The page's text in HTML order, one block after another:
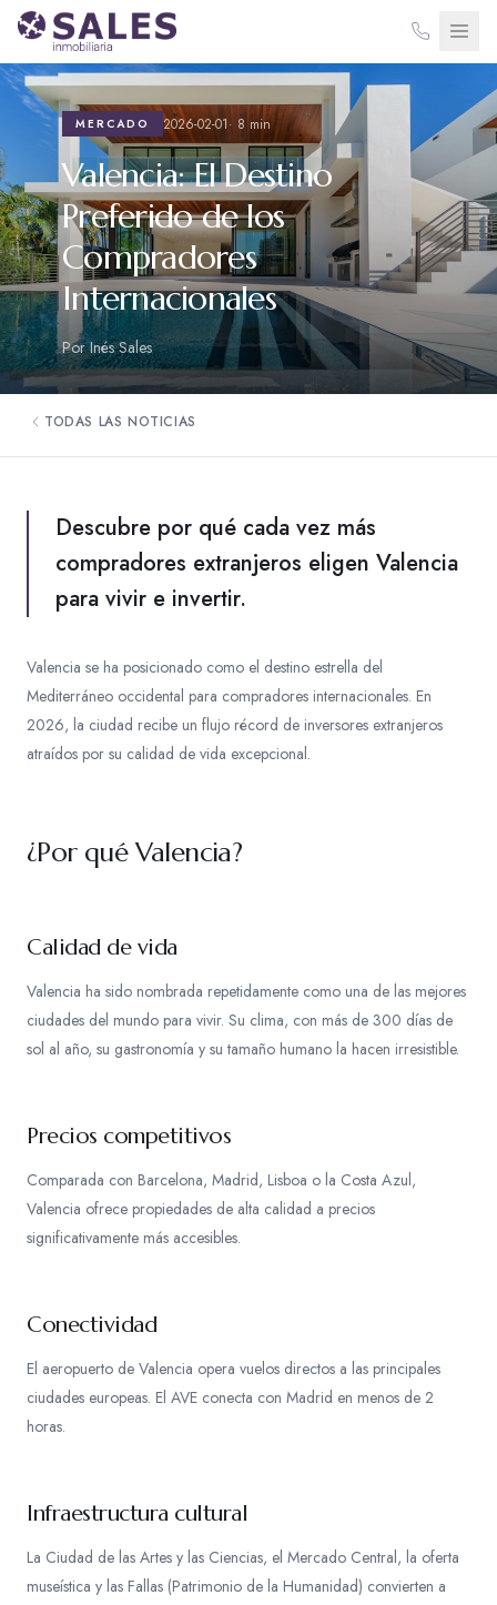
MERCADO 2026-02-01· 8 min
Valencia: El Destino
Preferido de los
Compradores
Internacionales
Por Inés Sales
TODAS LAS NOTICIAS
Descubre por qué cada vez más
compradores extranjeros eligen Valencia
para vivir e invertir.
Valencia se ha posicionado como el destino estrella del
Mediterráneo occidental para compradores internacionales. En
2026, la ciudad recibe un flujo récord de inversores extranjeros
atraídos por su calidad de vida excepcional.
¿Por qué Valencia?
Calidad de vida
Valencia ha sido nombrada repetidamente como una de las mejores
ciudades del mundo para vivir. Su clima, con más de 300 días de
sol al año, su gastronomía y su tamaño humano la hacen irresistible.
Precios competitivos
Comparada con Barcelona, Madrid, Lisboa o la Costa Azul,
Valencia ofrece propiedades de alta calidad a precios
significativamente más accesibles.
Conectividad
El aeropuerto de Valencia opera vuelos directos a las principales
ciudades europeas. El AVE conecta con Madrid en menos de 2
horas.
Infraestructura cultural
La Ciudad de las Artes y las Ciencias, el Mercado Central, la oferta
museística y las Fallas (Patrimonio de la Humanidad) convierten a